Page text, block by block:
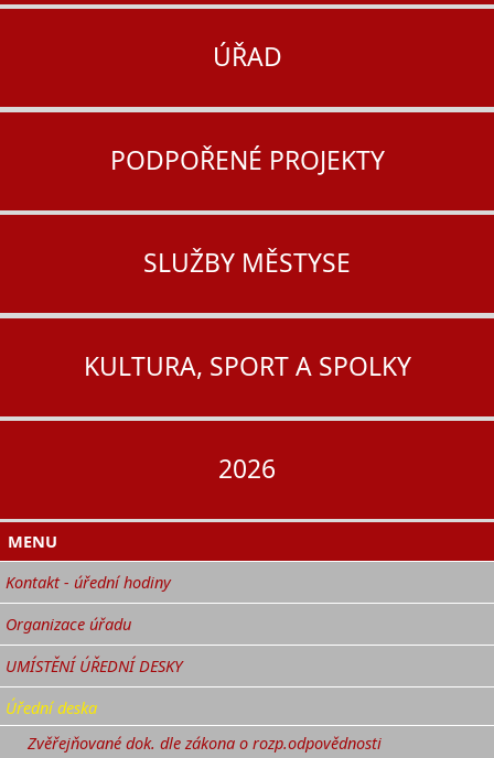
ÚŘAD
PODPOŘENÉ PROJEKTY
SLUŽBY MĚSTYSE
KULTURA, SPORT A SPOLKY
2026
MENU
Kontakt - úřední hodiny
Organizace úřadu
UMÍSTĚNÍ ÚŘEDNÍ DESKY
Úřední deska
Zvěřejňované dok. dle zákona o rozp.odpovědnosti